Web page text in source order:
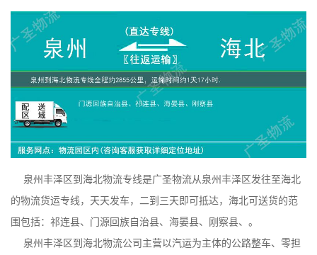
泉州丰泽区到海北物流专线是广圣物流从泉州丰泽区发往至海北
的物流货运专线，天天发车，二到三天即可抵达，海北可送货的范
围包括：祁连县、门源回族自治县、海晏县、刚察县、。
泉州丰泽区到海北物流公司主营以汽运为主体的公路整车、零担